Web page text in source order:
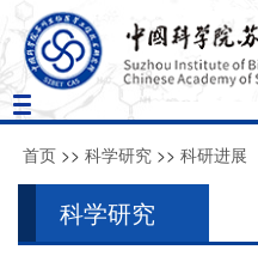
Toggle
navigation
首页 >> 科学研究 >> 科研进展
科学研究